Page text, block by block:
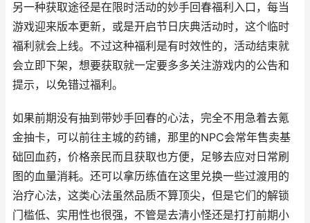
另一种获取途径是在限时活动的妙手回春福利入口，每当
游戏迎来版本更新，或是开启节日庆典活动时，这个临时
福利就会上线。不过这种福利是有时效性的，活动结束就
会立即下架，想要获取就一定要多多关注游戏内的公告和
提示，以免错过福利。
如果前期没有抽到带妙手回春的心法，完全不用急着去氪
金抽卡，可以前往主城的药铺，那里的NPC会常年售卖基
础回血药，价格亲民而且获取也方便，足够去应对日常刷
图的血量消耗。还可以拿历练值在这里兑换一些过渡用的
治疗心法，这类心法虽然品质不算顶尖，但是它们的解锁
门槛低、实用性也很强，不管是去清小怪还是打打前期小